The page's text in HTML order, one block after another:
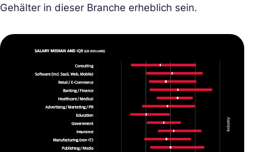
Gehälter in dieser Branche erheblich sein.